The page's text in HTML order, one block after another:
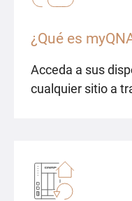
¿Qué es
Acceda a sus
cualquier sitio a